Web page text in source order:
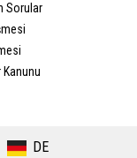
Sorular
Kanunu
DE